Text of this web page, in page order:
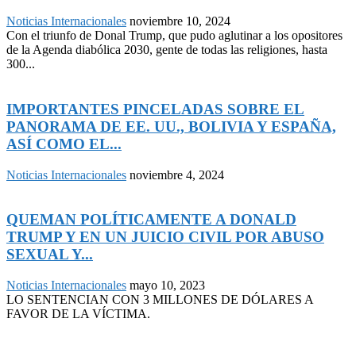
Noticias Internacionales noviembre 10, 2024
Con el triunfo de Donal Trump, que pudo aglutinar a los opositores
de la Agenda diabólica 2030, gente de todas las religiones, hasta
300...
IMPORTANTES PINCELADAS SOBRE EL
PANORAMA DE EE. UU., BOLIVIA Y ESPAÑA,
ASÍ COMO EL...
Noticias Internacionales noviembre 4, 2024
QUEMAN POLÍTICAMENTE A DONALD
TRUMP Y EN UN JUICIO CIVIL POR ABUSO
SEXUAL Y...
Noticias Internacionales mayo 10, 2023
LO SENTENCIAN CON 3 MILLONES DE DÓLARES A
FAVOR DE LA VÍCTIMA.